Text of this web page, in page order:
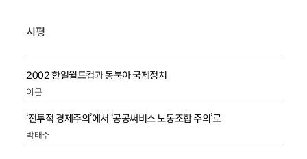
시평
2002 한일월드컵과 동북아 국제정치
이근
‘전투적 경제주의’에서 ‘공공써비스 노동조합 주의’로
박태주